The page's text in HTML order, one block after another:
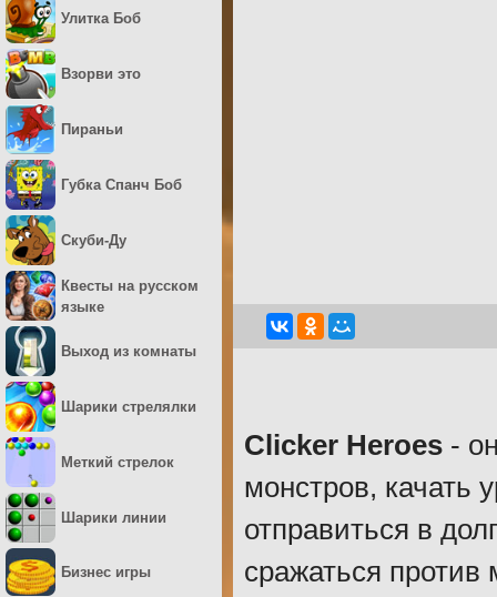
Clicker Heroes -
монстров, качать
отправиться в
сражаться
Улитка Боб
Взорви это
Пираньи
Губка Спанч Боб
Скуби-Ду
Квесты на русском
языке
Выход из комнаты
Шарики стрелялки
Меткий стрелок
Шарики линии
Бизнес игры